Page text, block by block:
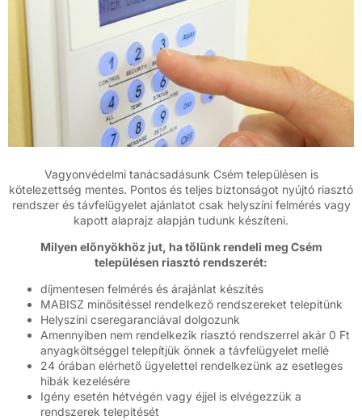
Vagyonvédelmi tanácsadásunk Csém településen is
kötelezettség mentes. Pontos és teljes biztonságot nyújtó riasztó
rendszer és távfelügyelet ajánlatot csak helyszíni felmérés vagy
kapott alaprajz alapján tudunk készíteni.
Milyen előnyökhöz jut, ha tőlünk rendeli meg Csém
településen riasztó rendszerét:
díjmentesen felmérés és árajánlat készítés
MABISZ minősitéssel rendelkező rendszereket telepítünk
Helyszíni cseregaranciával dolgozunk
Amennyiben nem rendelkezik riasztó rendszerrel akár 0 Ft
anyagköltséggel telepítjük önnek a távfelügyelet mellé
24 órában elérhető ügyelettel rendelkezünk az esetleges
hibák kezelésére
Igény esetén hétvégén vagy éjjel is elvégezzük a
rendszerek telepitését